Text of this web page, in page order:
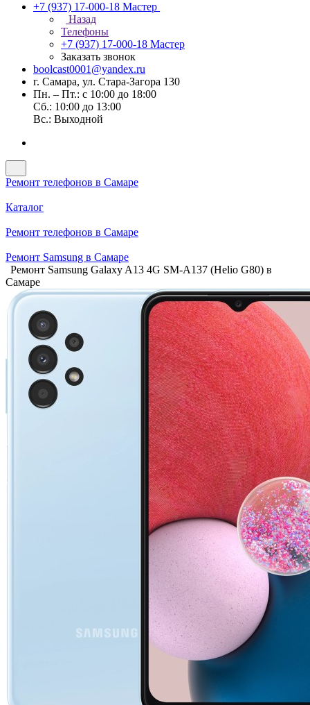
+7 (937) 17-000-18 Мастер
Назад
Телефоны
+7 (937) 17-000-18 Мастер
Заказать звонок
boolcast0001@yandex.ru
г. Самара, ул. Стара-Загора 130
Пн. – Пт.: с 10:00 до 18:00
Сб.: 10:00 до 13:00
Вс.: Выходной
Ремонт телефонов в Самаре
Каталог
Ремонт телефонов в Самаре
Ремонт Samsung в Самаре
Ремонт Samsung Galaxy A13 4G SM-A137 (Helio G80) в
Самаре